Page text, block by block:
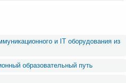
и IT оборудования из
образовательный путь